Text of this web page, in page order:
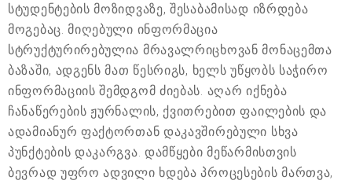
სტუდენტების მოზიდვაზე, შესაბამისად იზრდება
მოგებაც. მიღებული ინფორმაცია
სტრუქტურირებულია მრავალრიცხოვან მონაცემთა
ბაზაში, ადგენს მათ წესრიგს, ხელს უწყობს საჭირო
ინფორმაციის შემდგომ ძიებას. აღარ იქნება
ჩანაწერების ჟურნალის, ქვითრებით ფაილების და
ადამიანურ ფაქტორთან დაკავშირებული სხვა
პუნქტების დაკარგვა. დამწყები მეწარმისთვის
ბევრად უფრო ადვილი ხდება პროცესების მართვა,